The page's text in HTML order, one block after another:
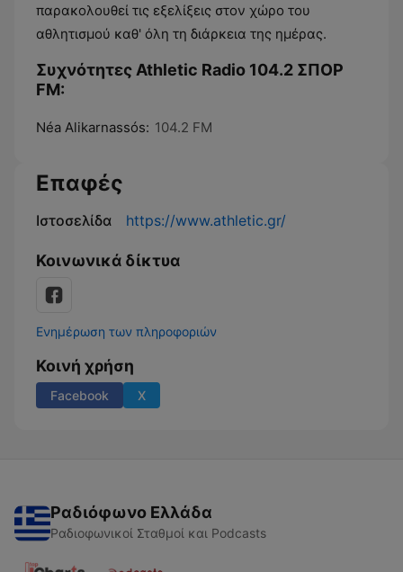
παρακολουθεί τις εξελίξεις στον χώρο του
αθλητισμού καθ' όλη τη διάρκεια της ημέρας.
Συχνότητες Athletic Radio 104.2 ΣΠΟΡ
FM:
Néa Alikarnassós: 104.2 FM
Επαφές
Ιστοσελίδα https://www.athletic.gr/
Κοινωνικά δίκτυα
Ενημέρωση των πληροφοριών
Κοινή χρήση
Facebook X
Ραδιόφωνο Ελλάδα
Ραδιοφωνικοί Σταθμοί και Podcasts